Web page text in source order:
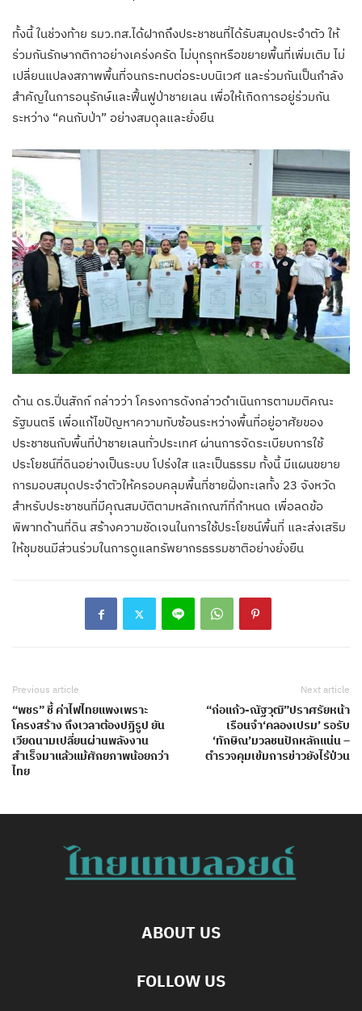
ทั้งนี้ ในช่วงท้าย รมว.ทส.ได้ฝากถึงประชาชนที่ได้รับสมุดประจำตัว ให้
ร่วมกันรักษากติกาอย่างเคร่งครัด ไม่บุกรุกหรือขยายพื้นที่เพิ่มเติม ไม่
เปลี่ยนแปลงสภาพพื้นที่จนกระทบต่อระบบนิเวศ และร่วมกันเป็นกำลัง
สำคัญในการอนุรักษ์และฟื้นฟูป่าชายเลน เพื่อให้เกิดการอยู่ร่วมกัน
ระหว่าง “คนกับป่า” อย่างสมดุลและยั่งยืน
ด้าน ดร.ปิ่นสักก์ กล่าวว่า โครงการดังกล่าวดำเนินการตามมติคณะ
รัฐมนตรี เพื่อแก้ไขปัญหาความทับซ้อนระหว่างพื้นที่อยู่อาศัยของ
ประชาชนกับพื้นที่ป่าชายเลนทั่วประเทศ ผ่านการจัดระเบียบการใช้
ประโยชน์ที่ดินอย่างเป็นระบบ โปร่งใส และเป็นธรรม ทั้งนี้ มีแผนขยาย
การมอบสมุดประจำตัวให้ครอบคลุมพื้นที่ชายฝั่งทะเลทั้ง 23 จังหวัด
สำหรับประชาชนที่มีคุณสมบัติตามหลักเกณฑ์ที่กำหนด เพื่อลดข้อ
พิพาทด้านที่ดิน สร้างความชัดเจนในการใช้ประโยชน์พื้นที่ และส่งเสริม
ให้ชุมชนมีส่วนร่วมในการดูแลทรัพยากรธรรมชาติอย่างยั่งยืน
Previous article
“พชร” ชี้ ค่าไฟไทยแพงเพราะ
โครงสร้าง ถึงเวลาต้องปฏิรูป ยัน
เวียดนามเปลี่ยนผ่านพลังงาน
สำเร็จมาแล้วแม้ศักยภาพน้อยกว่า
ไทย
Next article
“ก่อแก้ว-ณัฐวุฒิ”ปราศรัยหน้า
เรือนจำ‘คลองเปรม’ รอรับ
‘ทักษิณ’มวลชนปักหลักแน่น –
ตำรวจคุมเข้มการข่าวยังไร้ป่วน
ABOUT US
FOLLOW US